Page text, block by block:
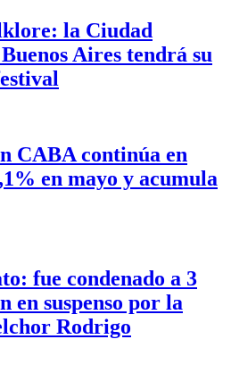
la Ciudad
Aires tendrá su
CABA continúa en
en mayo y acumula
fue condenado a 3
en suspenso por la
Rodrigo